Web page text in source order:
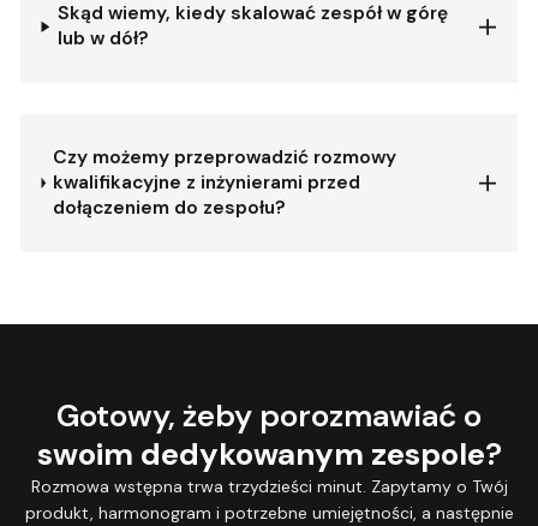
Skąd wiemy, kiedy skalować zespół w górę
lub w dół?
Czy możemy przeprowadzić rozmowy
kwalifikacyjne z inżynierami przed
dołączeniem do zespołu?
Gotowy, żeby porozmawiać o
swoim dedykowanym zespole?
Rozmowa wstępna trwa trzydzieści minut. Zapytamy o Twój
produkt, harmonogram i potrzebne umiejętności, a następnie